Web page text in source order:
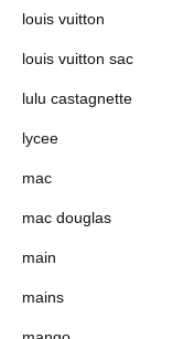
louis vuitton
louis vuitton sac
lulu castagnette
lycee
mac
mac douglas
main
mains